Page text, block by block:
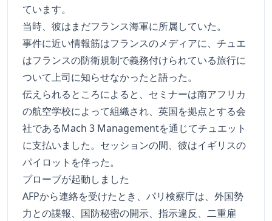
ています。
当時、彼はまだフランス海軍に所属していた。
事件に近い情報筋はフランスのメディアに、チュエ
はフランスの防衛規制で義務付けられている旅行に
ついて上司に知らせなかったと語った。
伝えられるところによると、セミナーは南アフリカ
の航空学校によって組織され、英国を拠点とする会
社であるMach 3 Managementを通じてチュエット
に支払いました。セッションの間、彼はイギリスの
パイロットを伴った。
プローブが起動しました
AFPから連絡を受けたとき、パリ検察庁は、外国勢
力との諜報、国防秘密の開示、指示違反、二重雇